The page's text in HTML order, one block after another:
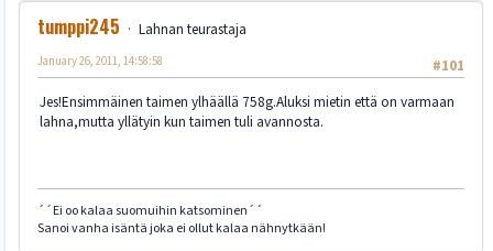
tumppi245
Lahnan teurastaja
#101
January 26, 2011, 14:58:58
Jes!Ensimmäinen taimen ylhäällä 758g.Aluksi mietin että on varmaan
lahna,mutta yllätyin kun taimen tuli avannosta.
´´Ei oo kalaa suomuihin katsominen´´
Sanoi vanha isäntä joka ei ollut kalaa nähnytkään!